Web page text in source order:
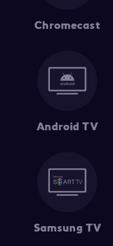
Chromecast
Android TV
Samsung TV